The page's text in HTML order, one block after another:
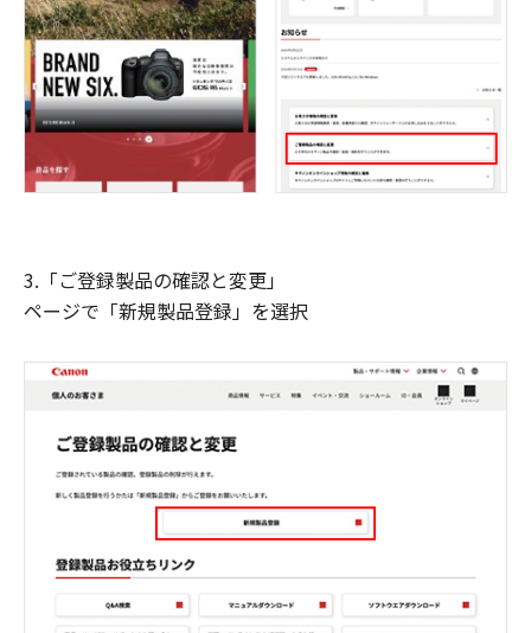
3.「ご登録製品の確認と変更」
ページで「新規製品登録」を選択